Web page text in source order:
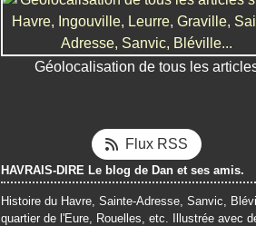
Géolocalisation de tous les
Flux RSS
HAVRAIS-DIRE Le blog de Dan et ses amis.
Histoire du Havre, Sainte-Adresse, Sanvic,
quartier de l'Eure, Rouelles, etc. Illustrée avec